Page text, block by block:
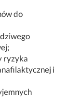
do
ryzyka
i